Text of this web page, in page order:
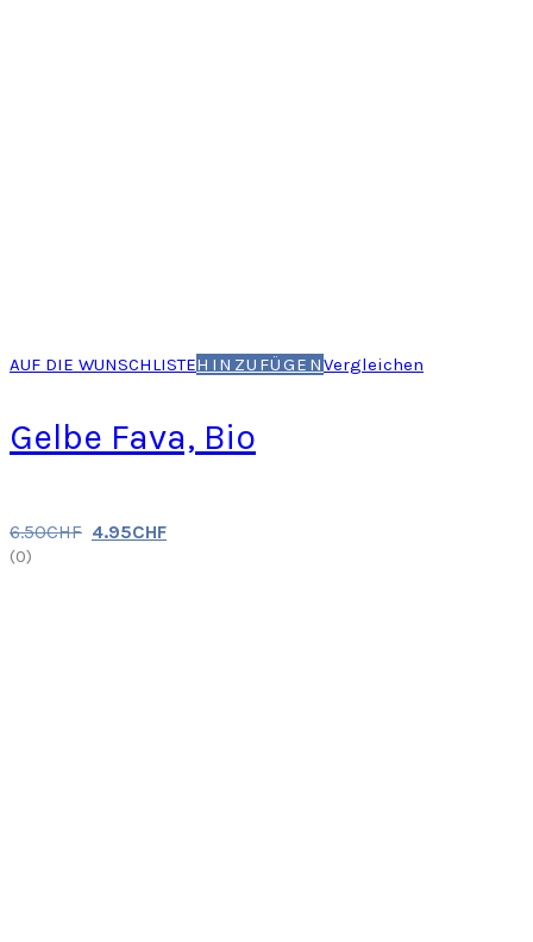
AUF DIE WUNSCHLISTEHINZUFÜGENVergleichen
Gelbe Fava, Bio
6.50CHF 4.95CHF
(0)